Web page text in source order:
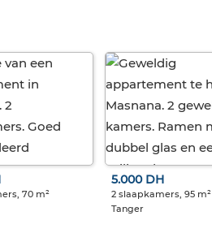
70 m²
5.000 DH
2 slaapkamers, 95 m²
Tanger